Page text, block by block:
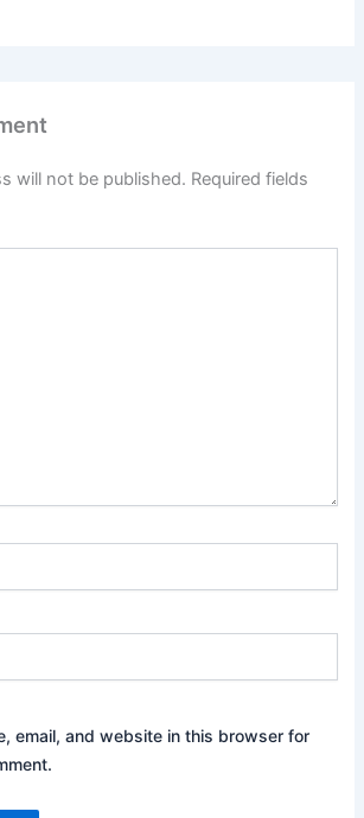
will not be published. Required fields
email, and website in this browser for